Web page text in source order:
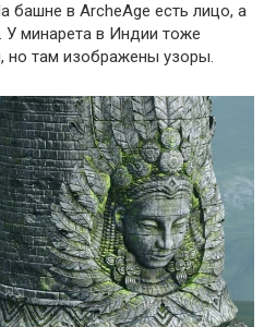
башне в ArcheAge есть лицо, а
У минарета в Индии тоже
но там изображены узоры.